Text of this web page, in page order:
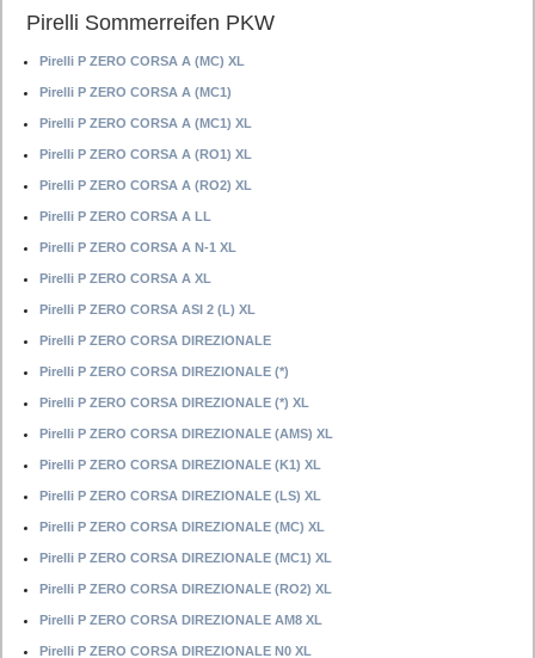
Pirelli Sommerreifen PKW
Pirelli P ZERO CORSA A (MC) XL
Pirelli P ZERO CORSA A (MC1)
Pirelli P ZERO CORSA A (MC1) XL
Pirelli P ZERO CORSA A (RO1) XL
Pirelli P ZERO CORSA A (RO2) XL
Pirelli P ZERO CORSA A LL
Pirelli P ZERO CORSA A N-1 XL
Pirelli P ZERO CORSA A XL
Pirelli P ZERO CORSA ASI 2 (L) XL
Pirelli P ZERO CORSA DIREZIONALE
Pirelli P ZERO CORSA DIREZIONALE (*)
Pirelli P ZERO CORSA DIREZIONALE (*) XL
Pirelli P ZERO CORSA DIREZIONALE (AMS) XL
Pirelli P ZERO CORSA DIREZIONALE (K1) XL
Pirelli P ZERO CORSA DIREZIONALE (LS) XL
Pirelli P ZERO CORSA DIREZIONALE (MC) XL
Pirelli P ZERO CORSA DIREZIONALE (MC1) XL
Pirelli P ZERO CORSA DIREZIONALE (RO2) XL
Pirelli P ZERO CORSA DIREZIONALE AM8 XL
Pirelli P ZERO CORSA DIREZIONALE N0 XL